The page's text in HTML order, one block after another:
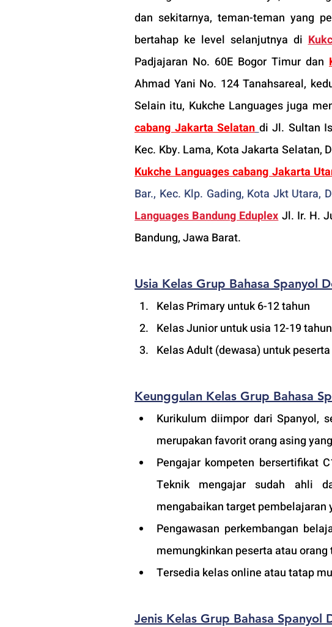
dan sekitarnya, teman-teman yang
bertahap ke level selanjutnya di
Padjajaran No. 60E Bogor Timur dan
Ahmad Yani No. 124 Tanahsareal,
Selain itu, Kukche Languages juga
cabang Jakarta Selatan di Jl. Sultan
Kukche Languages cabang Jakarta
Bar., Kec. Klp. Gading, Kota Jkt Utara,
Languages Bandung Eduplex Jl. Ir. H.
Bandung, Jawa Barat.
Usia Kelas Grup Bahasa Spanyol
Kelas Primary untuk 6-12 tahun
Kelas Junior untuk usia 12-19 tahun
Kelas Adult (dewasa) untuk
Keunggulan Kelas Grup Bahasa
Kurikulum diimpor dari Spanyol,
merupakan favorit orang asing
Pengajar kompeten bersertifikat
Teknik mengajar sudah ahli
mengabaikan target pembelajaran
Pengawasan perkembangan
memungkinkan peserta atau
Tersedia kelas online atau tatap
Jenis Kelas Grup Bahasa Spanyol